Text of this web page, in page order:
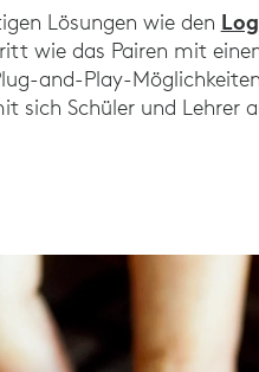
Lösungen wie den
wie das Pairen mit
and-Play-
sich Schüler und Lehrer